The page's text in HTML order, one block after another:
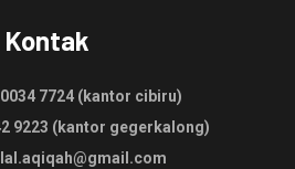
Kontak
7724 (kantor cibiru)
9223 (kantor gegerkalong)